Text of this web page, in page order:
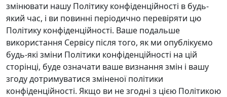
змінювати нашу Політику конфіденційності в будь-
який час, і ви повинні періодично перевіряти цю
Політику конфіденційності. Ваше подальше
використання Сервісу після того, як ми опублікуємо
будь-які зміни Політики конфіденційності на цій
сторінці, буде означати ваше визнання змін і вашу
згоду дотримуватися зміненої політики
конфіденційності. Якщо ви не згодні з цією Політикою